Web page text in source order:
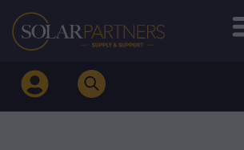
Hoppa
innehåll